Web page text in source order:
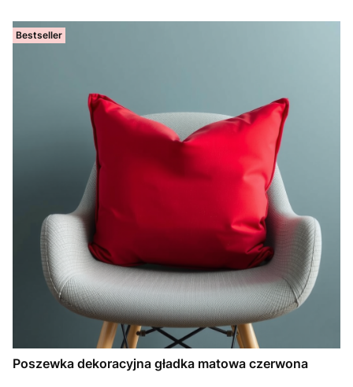
Bestseller
Poszewka dekoracyjna gładka matowa czerwona